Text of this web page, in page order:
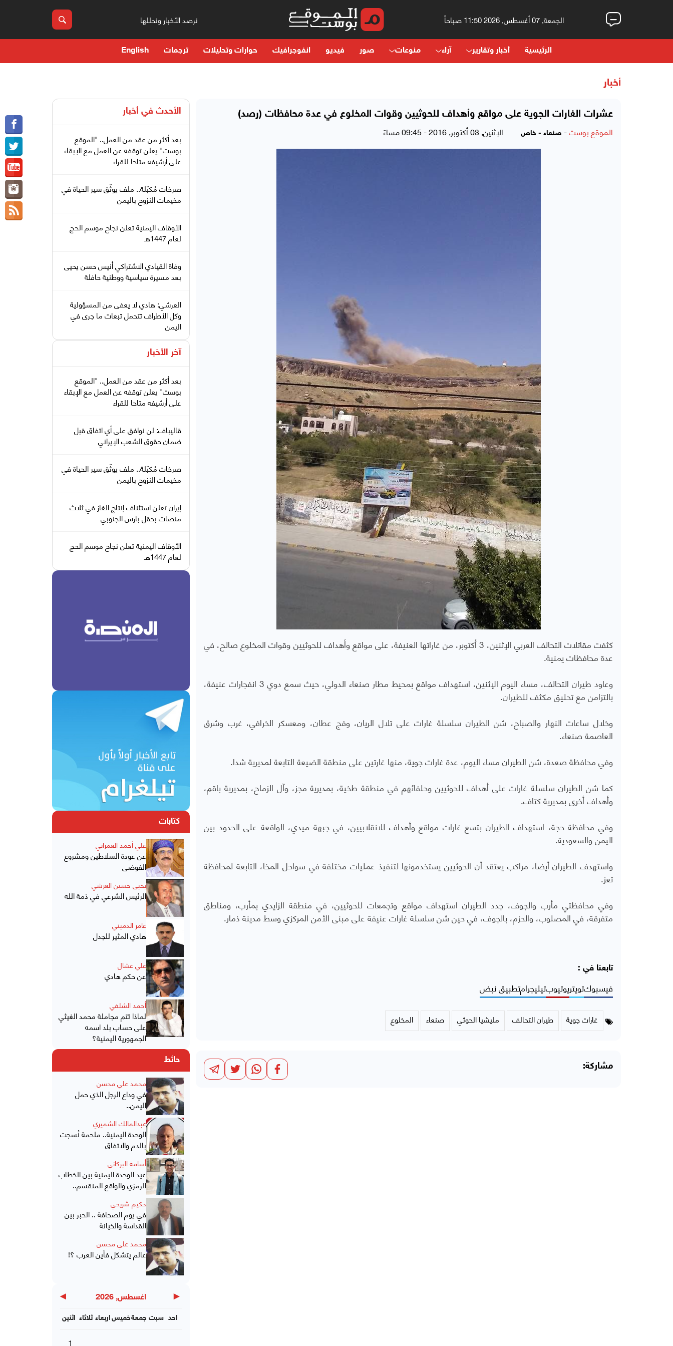
الجمعة, 07 أغسطس, 2026 11:50 صباحاً نرصد الأخبار ونحللها
الرئيسية أخبار وتقارير آراء منوعات صور فيديو انفوجرافيك حوارات وتحليلات ترجمات English
أخبار
عشرات الغارات الجوية على مواقع وأهداف للحوثيين وقوات المخلوع في عدة محافظات (رصد)
الموقع بوست- صنعاء - خاص الإثنين, 03 أكتوبر, 2016 - 09:45 مساءً
كثفت مقاتلات التحالف العربي الإثنين، 3 أكتوبر، من غاراتها العنيفة، على مواقع وأهداف للحوثيين وقوات المخلوع صالح، في
عدة محافظات يمنية.
وعاود طيران التحالف، مساء اليوم الإثنين، استهداف مواقع بمحيط مطار صنعاء الدولي، حيث سمع دوي 3 انفجارات عنيفة،
بالتزامن مع تحليق مكثف للطيران.
وخلال ساعات النهار والصباح، شن الطيران سلسلة غارات على تلال الريان، وفج عطان، ومعسكر الخرافي، غرب وشرق
العاصمة صنعاء.
وفي محافظة صعدة، شن الطيران مساء اليوم، عدة غارات جوية، منها غارتين على منطقة الضيعة التابعة لمديرية شدا.
كما شن الطيران سلسلة غارات على أهداف للحوثيين وحلفائهم في منطقة طخية، بمديرية مجز، وآل الزماح، بمديرية باقم،
وأهداف أخرى بمديرية كتاف.
وفي محافظة حجة، استهداف الطيران بتسع غارات مواقع وأهداف للانقلابيين، في جبهة ميدي، الواقعة على الحدود بين
اليمن والسعودية.
واستهدف الطيران أيضا، مراكب يعتقد أن الحوثيين يستخدمونها لتنفيذ عمليات مختلفة في سواحل المخا، التابعة لمحافظة
تعز.
وفي محافظتي مأرب والجوف، جدد الطيران استهداف مواقع وتجمعات للحوثيين، في منطقة الزايدي بمأرب، ومناطق
متفرقة، في المصلوب، والحزم، بالجوف، في حين شن سلسلة غارات عنيفة على مبنى الأمن المركزي وسط مدينة ذمار.
تابعنا في :
فيسبوكتويتريوتيوبتيليجرامتطبيق نبض
غارات جوية طيران التحالف مليشيا الحوثي صنعاء المخلوع
مشاركة:
الأحدث في أخبار
بعد أكثر من عقد من العمل.. "الموقع
بوست" يعلن توقفه عن العمل مع الإبقاء
على أرشيفه متاحا للقراء
صرخات مُكبّلة.. ملف يوثّق سير الحياة في
مخيمات النزوح باليمن
الأوقاف اليمنية تعلن نجاح موسم الحج
لعام 1447هـ
وفاة القيادي الاشتراكي أنيس حسن يحيى
بعد مسيرة سياسية ووطنية حافلة
العرشي: هادي لا يعفى من المسؤولية
وكل الأطراف تتحمل تبعات ما جرى في
اليمن
آخر الأخبار
بعد أكثر من عقد من العمل.. "الموقع
بوست" يعلن توقفه عن العمل مع الإبقاء
على أرشيفه متاحا للقراء
قاليباف: لن نوافق على أي اتفاق قبل
ضمان حقوق الشعب الإيراني
صرخات مُكبّلة.. ملف يوثّق سير الحياة في
مخيمات النزوح باليمن
إيران تعلن استئناف إنتاج الغاز في ثلاث
منصات بحقل بارس الجنوبي
الأوقاف اليمنية تعلن نجاح موسم الحج
لعام 1447هـ
كتابات
علي أحمد العمراني
عن عودة السلاطين ومشروع
الفوضى
يحيى حسين العرشي
الرئيس الشرعي في ذمة الله
عامر الدميني
هادي المثير للجدل
علي عشال
عن حكم هادي
أحمد الشلفي
لماذا تتم مجاملة محمد الغيثي
على حساب بلد اسمه
الجمهورية اليمنية؟
حائط
محمد علي محسن
في وداع الرجل الذي حمل
اليمن..
عبدالمالك الشميري
الوحدة اليمنية.. ملحمة نُسجت
بالدم والاتفاق
أسامة البركاني
عيد الوحدة اليمنية بين الخطاب
الرمزي والواقع المنقسم..
حكيم شريحي
في يوم الصحافة .. الحبر بين
القداسة والخيانة
محمد علي محسن
عالم يتشكل فأين العرب ؟!
◀ اغسطس, 2026 ▶
اثنين ثلاثاء اربعاءخميسجمعة سبت احد
1